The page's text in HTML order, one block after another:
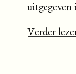
uitgegeven
Verder